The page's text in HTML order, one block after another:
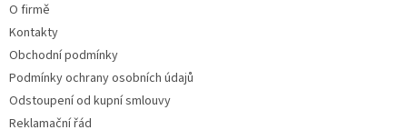
O firmě
Kontakty
Obchodní podmínky
Podmínky ochrany osobních údajů
Odstoupení od kupní smlouvy
Reklamační řád